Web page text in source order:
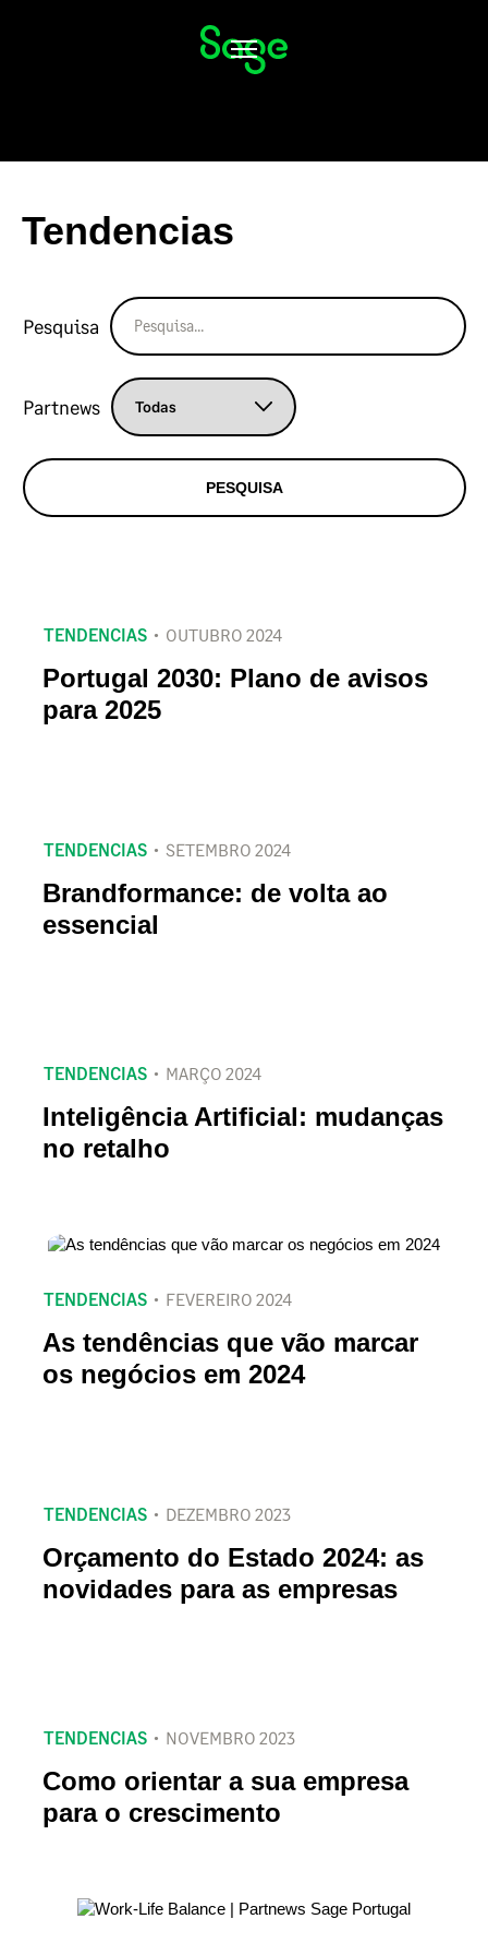
Alternar
navegação
Tendencias
Pesquisa
Partnews
TENDENCIAS OUTUBRO 2024
Portugal 2030: Plano de avisos
para 2025
TENDENCIAS SETEMBRO 2024
Brandformance: de volta ao
essencial
TENDENCIAS MARÇO 2024
Inteligência Artificial: mudanças
no retalho
TENDENCIAS FEVEREIRO 2024
As tendências que vão marcar
os negócios em 2024
TENDENCIAS DEZEMBRO 2023
Orçamento do Estado 2024: as
novidades para as empresas
TENDENCIAS NOVEMBRO 2023
Como orientar a sua empresa
para o crescimento